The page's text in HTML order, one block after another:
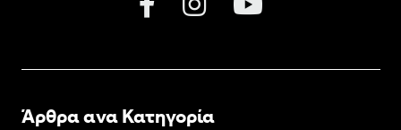
Άρθρα ανα Κατηγορία